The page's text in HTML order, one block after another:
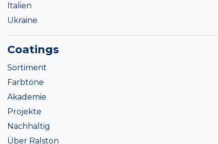
Italien
Ukraine
Coatings
Sortiment
Farbtöne
Akademie
Projekte
Nachhaltig
Über Ralston